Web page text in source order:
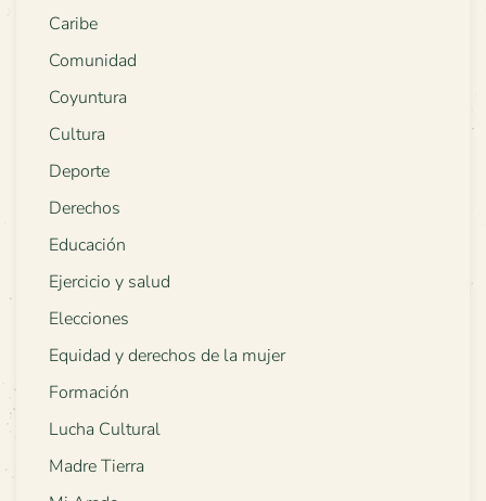
Caribe
Comunidad
Coyuntura
Cultura
Deporte
Derechos
Educación
Ejercicio y salud
Elecciones
Equidad y derechos de la mujer
Formación
Lucha Cultural
Madre Tierra